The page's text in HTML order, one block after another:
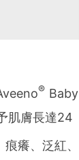
®Baby
肌膚長達24
痕癢、泛紅、